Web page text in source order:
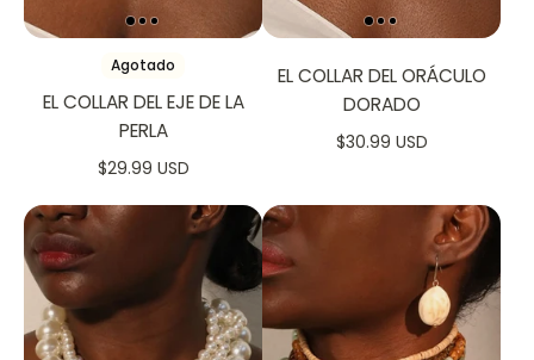
Agotado
EL COLLAR DEL EJE DE LA
PERLA
$29.99 USD
EL COLLAR DEL ORÁCULO
DORADO
$30.99 USD